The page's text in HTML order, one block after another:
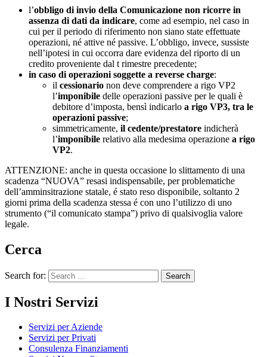
l’obbligo di invio della Comunicazione non ricorre in
assenza di dati da indicare, come ad esempio, nel caso in
cui per il periodo di riferimento non siano state effettuate
operazioni, né attive né passive. L’obbligo, invece, sussiste
nell’ipotesi in cui occorra dare evidenza del riporto di un
credito proveniente dal t rimestre precedente;
in caso di operazioni soggette a reverse charge:
il cessionario non deve comprendere a rigo VP2
l’imponibile delle operazioni passive per le quali è
debitore d’imposta, bensì indicarlo a rigo VP3, tra le
operazioni passive;
simmetricamente, il cedente/prestatore indicherà
l’imponibile relativo alla medesima operazione a rigo
VP2.
ATTENZIONE: anche in questa occasione lo slittamento di una
scadenza “NUOVA” resasi indispensabile, per problematiche
dell’amminsitrazione statale, é stato reso disponibile, soltanto 2
giorni prima della scadenza stessa é con uno l’utilizzo di uno
strumento (“il comunicato stampa”) privo di qualsivoglia valore
legale.
Cerca
Search for:
I Nostri Servizi
Servizi per Aziende
Servizi per Privati
Consulenza Finanziamenti